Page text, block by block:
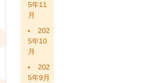
5年11
月
202
5年10
月
202
5年9月